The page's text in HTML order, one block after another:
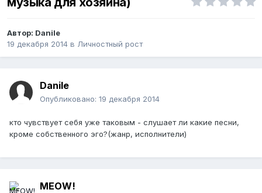
Автор: Danile
19 декабря 2014 в Личностный рост
Danile
Опубликовано: 19 декабря 2014
кто чувствует себя уже таковым - слушает ли какие песни,
кроме собственного эго?(жанр, исполнители)
MEOW!